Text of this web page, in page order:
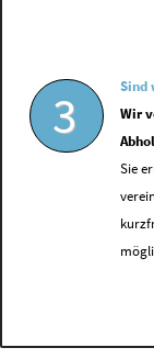
3
Sind
Wir
Sie